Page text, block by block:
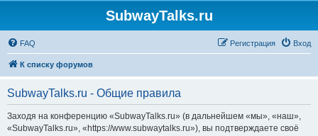
SubwayTalks.ru
FAQ Вход
Регистрация
К списку форумов
SubwayTalks.ru - Общие правила
Заходя на конференцию «SubwayTalks.ru» (в дальнейшем «мы», «наш»,
«SubwayTalks.ru», «https://www.subwaytalks.ru»), вы подтверждаете своё